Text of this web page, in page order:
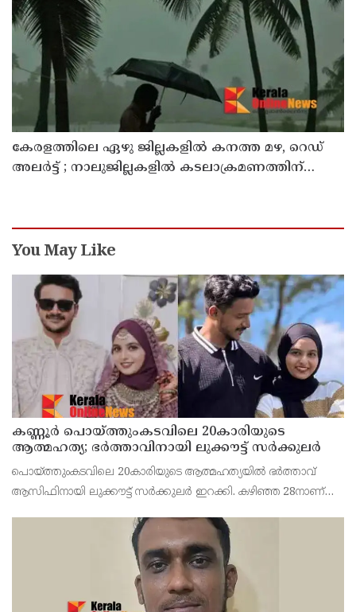
കേരളത്തിലെ ഏഴു ജില്ലകളിൽ കനത്ത മഴ, റെഡ്
അലർട്ട് ; നാലുജില്ലകളിൽ കടലാക്രമണത്തിന്
You May Like
കണ്ണൂർ പൊയ്ത്തുംകടവിലെ 20കാരിയുടെ
ആത്മഹത്യ; ഭർത്താവിനായി ലുക്കൗട്ട് സർക്കുലർ
പൊയ്ത്തുംകടവിലെ 20കാരിയുടെ ആത്മഹത്യയിൽ ഭർത്താവ്
ആസിഫിനായി ലുക്കൗട്ട് സർക്കുലർ ഇറക്കി. കഴിഞ്ഞ 28നാണ്
കടന്നതായാണ് സംശയം.